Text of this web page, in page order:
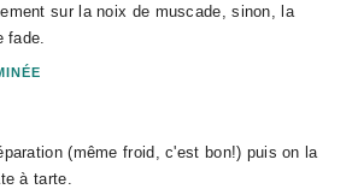
sur la noix de muscade, sinon, la
fade.
(même froid, c'est bon!) puis on la
à tarte.